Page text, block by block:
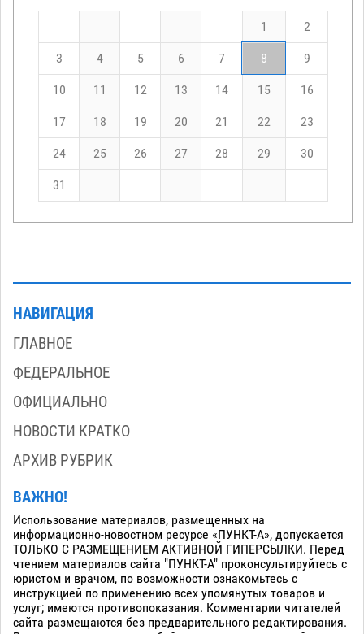
1 2
3 4 5 6 7 8 9
10 11 12 13 14 15 16
17 18 19 20 21 22 23
24 25 26 27 28 29 30
31
НАВИГАЦИЯ
ГЛАВНОЕ
ФЕДЕРАЛЬНОЕ
ОФИЦИАЛЬНО
НОВОСТИ КРАТКО
АРХИВ РУБРИК
ВАЖНО!
Использование материалов, размещенных на
информационно-новостном ресурсе «ПУНКТ-А», допускается
ТОЛЬКО С РАЗМЕЩЕНИЕМ АКТИВНОЙ ГИПЕРСЫЛКИ. Перед
чтением материалов сайта "ПУНКТ-А" проконсультируйтесь с
юристом и врачом, по возможности ознакомьтесь с
инструкцией по применению всех упомянутых товаров и
услуг; имеются противопоказания. Комментарии читателей
сайта размещаются без предварительного редактирования.